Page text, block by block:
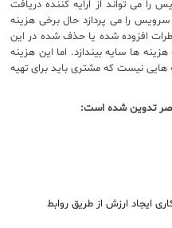
می تواند از ارایه کننده دریافت
را می پردازد حال برخی هزینه
افزوده شده یا حذف شده در این
ها سایه بیندازد. اما این هزینه
نیست که مشتری باید برای تهیه
تدوین شده است:
ایجاد ارزش از طریق روابط